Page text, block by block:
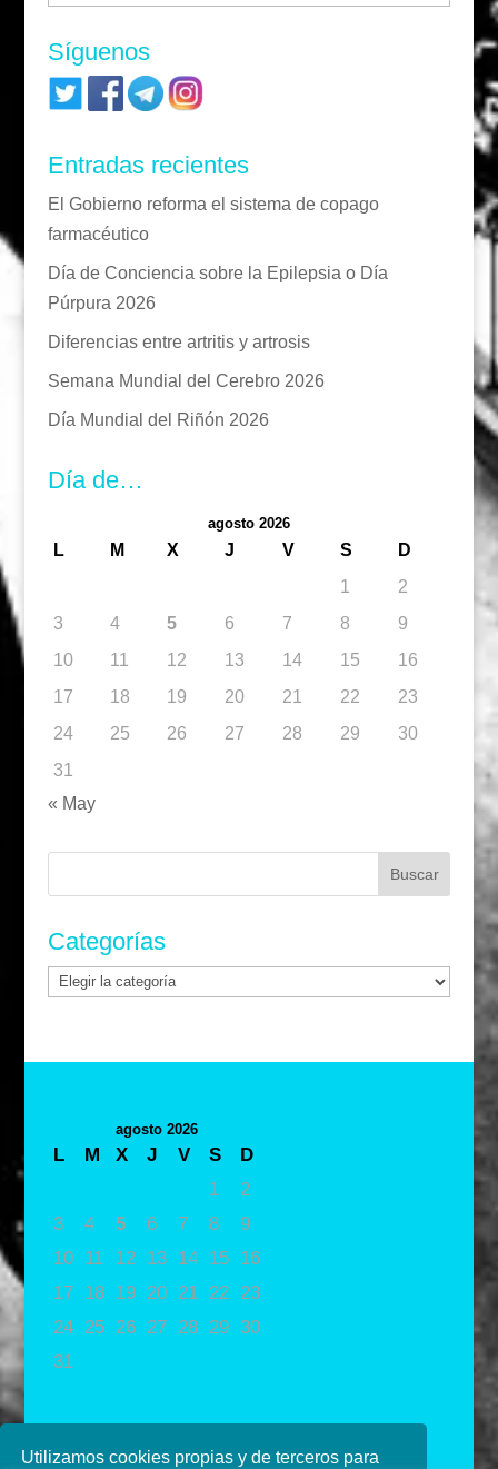
Utilizamos cookies propias y de terceros para
Síguenos
Entradas recientes
El Gobierno reforma el sistema de copago
farmacéutico
Día de Conciencia sobre la Epilepsia o Día
Púrpura 2026
Diferencias entre artritis y artrosis
Semana Mundial del Cerebro 2026
Día Mundial del Riñón 2026
Día de…
agosto 2026
L M X J V S
D
1
2
3
4 5 6 7 8
9
10
11 12 13 14 15
16
17
18 19 20 21 22
23
24
25 26 27 28 29
30
31
« May
Categorías
Categorías
agosto 2026
L M X J V S
D
1
2
3
4 5 6 7 8
9
10
11 12 13 14 15
16
17
18 19 20 21 22
23
24
25 26 27 28 29 30
31